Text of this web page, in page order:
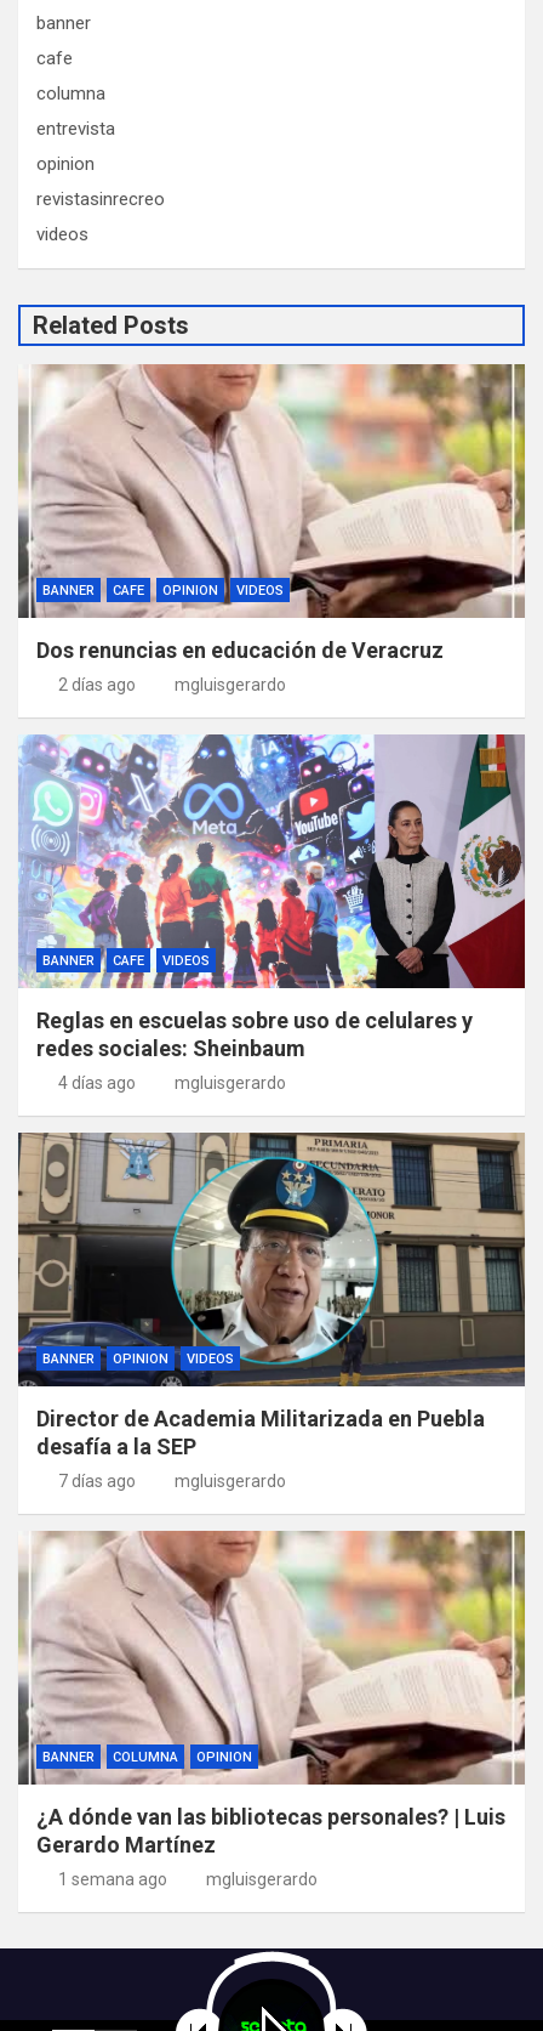
banner
cafe
columna
entrevista
opinion
revistasinrecreo
videos
Related Posts
BANNER CAFE OPINION VIDEOS
Dos renuncias en educación de Veracruz
2 días ago mgluisgerardo
BANNER CAFE VIDEOS
Reglas en escuelas sobre uso de celulares y
redes sociales: Sheinbaum
4 días ago mgluisgerardo
BANNER OPINION VIDEOS
Director de Academia Militarizada en Puebla
desafía a la SEP
7 días ago mgluisgerardo
BANNER COLUMNA OPINION
¿A dónde van las bibliotecas personales? | Luis
Gerardo Martínez
1 semana ago mgluisgerardo